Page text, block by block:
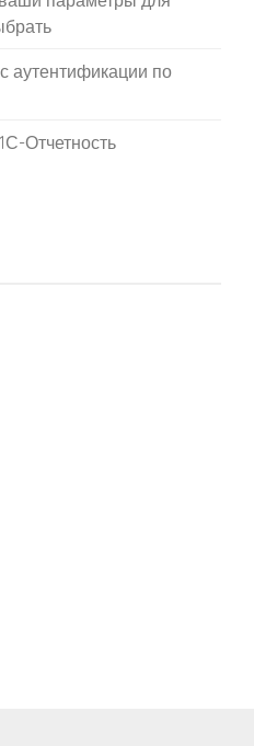
аутентификации по
Отчетность